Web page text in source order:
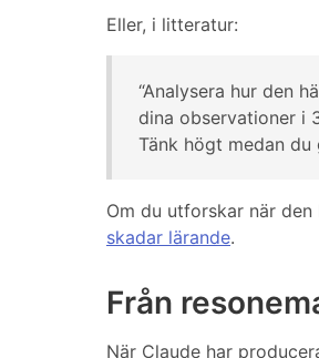
Eller, i litteratur:
“Analysera hur den
dina observationer i
Tänk högt medan du
Om du utforskar när
skadar lärande.
Från
När Claude har